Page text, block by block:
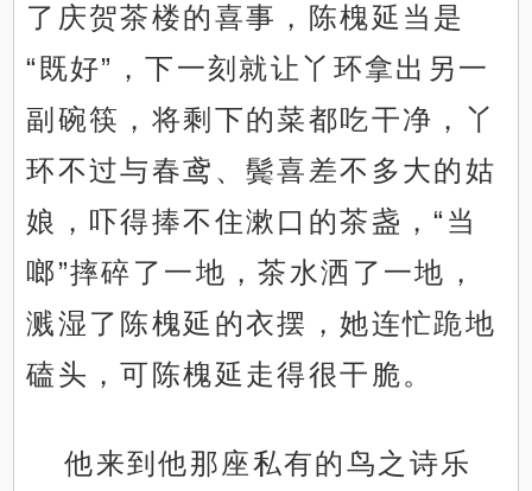
了庆贺茶楼的喜事，陈槐延当是
“既好”，下一刻就让丫环拿出另一
副碗筷，将剩下的菜都吃干净，丫
环不过与春鸢、鬓喜差不多大的姑
娘，吓得捧不住漱口的茶盏，“当
啷”摔碎了一地，茶水洒了一地，
溅湿了陈槐延的衣摆，她连忙跪地
磕头，可陈槐延走得很干脆。
他来到他那座私有的鸟之诗乐